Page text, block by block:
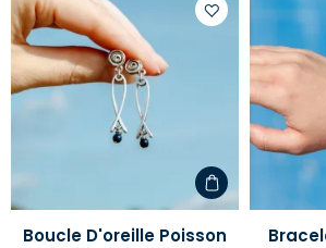
Ajouter
d'envies
Boucle D'oreille Poisson